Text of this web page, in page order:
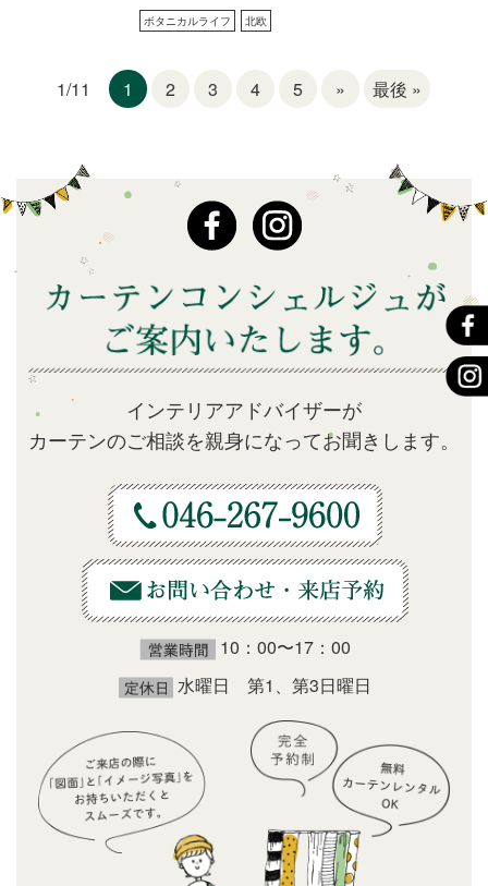
ボタニカルライフ 北欧
1/11 1 2 3 4 5 » 最後 »
インテリアアドバイザーが
カーテンのご相談を親身になってお聞きします。
10：00〜17：00
水曜日 第1、第3日曜日